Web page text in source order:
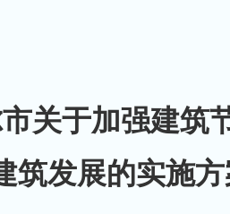
关于加强建筑
筑发展的实施